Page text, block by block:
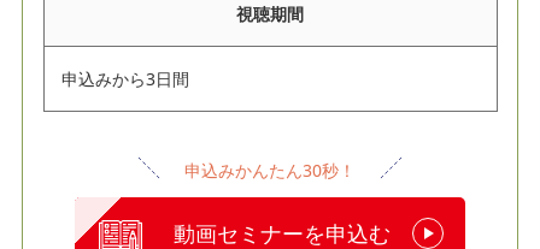
視聴期間
申込みから3日間
申込みかんたん30秒！
動画セミナーを申込む